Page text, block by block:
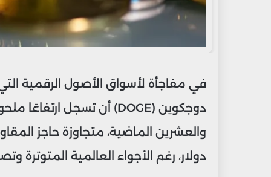
في مفاجأة لأسواق الأصول الرقمية
دولار، رغم الأجواء العالمية المتوترة